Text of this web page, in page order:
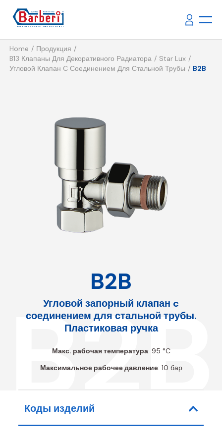
Home
Продукция
B13 Клапаны Для Декоративного Радиатора
Star Lux
Угловой Клапан C Соединением Для Стальной Трубы
B2B
B2B
B2B
Угловой запорный клапан c
соединением для стальной трубы.
Пластиковая ручка
Макс. рабочая температура: 95 °C
Максимальное рабочее давление: 10 бар
Коды изделий